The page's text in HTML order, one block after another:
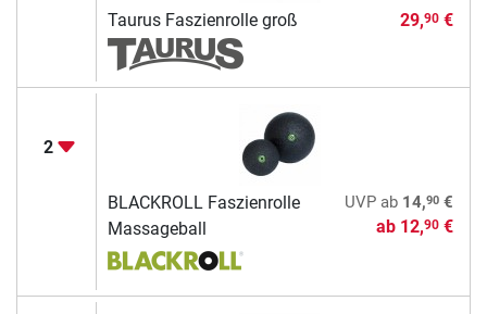
Taurus Faszienrolle groß 29,90€
2
BLACKROLL Faszienrolle
Massageball
UVPab 14,90€
ab 12,90€